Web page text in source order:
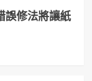
修法將讓紙